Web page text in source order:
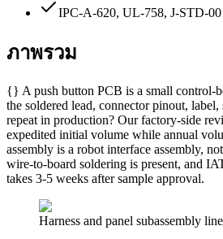
IPC-A-620, UL-758, J-STD-
ภาพรวม
{} A push button PCB is a small control-
the soldered lead, connector pinout,
repeat in production? Our factory-side
expedited initial volume while annual
assembly is a robot interface assembly,
wire-to-board soldering is present, and
takes 3-5 weeks after sample approval.
Harness and panel subassembly